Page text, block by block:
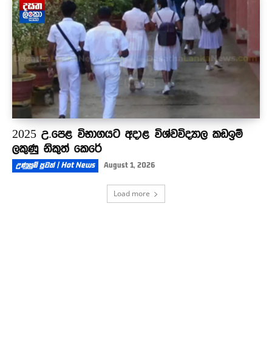
2025 උ.පෙළ විභාගයට අදාළ විශ්වවිද්‍යාල කඩඉම්
ලකුණු නිකුත් කෙරේ
උණුසුම් පුවත් | Hot News August 1, 2026
Load more